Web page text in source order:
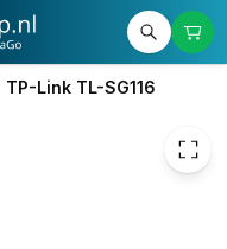
TP-Link TL-SG116